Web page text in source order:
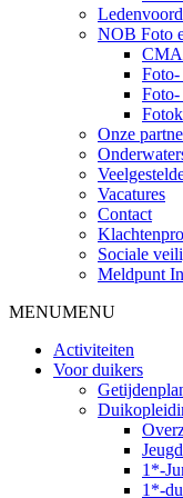
NOB Foto
Foto-
Foto-
Onze
Vacatures
Contact
Sociale
Meldpunt
MENUMENU
Activiteiten
Voor duikers
1*-
1*-